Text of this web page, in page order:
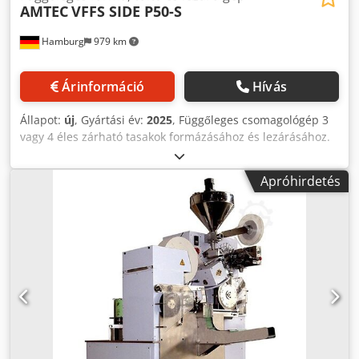
Hamburg 979 km
AMTECVFFS SIDE P50-S
Árinformáció Hívás
Állapot: új, Gyártási év: 2025, Függőleges csomagológép 3
vagy 4 éles zárható tasakok formázásához és lezárásához.
Felszereltség: érintőképernyő; PLC; Fényképérzékelő
(nyomtatási jel észlelése) a lezáráshoz/vágási pozícióhoz;
pneumatikus tömítőegység a végső tömítéshez;
Szervomotor filmlehúzáshoz; Szalagnyomtató a
tételszámhoz, dátumhoz, lejárati dátumhoz. - VFFS
gépspecifikáció: max. gépi ciklusszám alapjáraton: 50
ciklus/perc; A táska mérete: L(40-330)xSz(70-210)mm,
(hosszabb táskák esetén kettős filmlehúzás lehetséges);
megfelelő fóliaszélesség: 140-420 mm; A termékkel
érintkező alkatrészek a következőkből készülnek: AISI 304
(opcionálisan AISI 316 felár ellenében); Tápellátás: 220V,
50/60Hz; Teljesítményfelvétel: 3,5 kW; szükséges sűrített
levegő: 0,2-0,8 MPa; Sűrített levegő fogyasztás: 0,6 m³/perc;
Apróhirdetés